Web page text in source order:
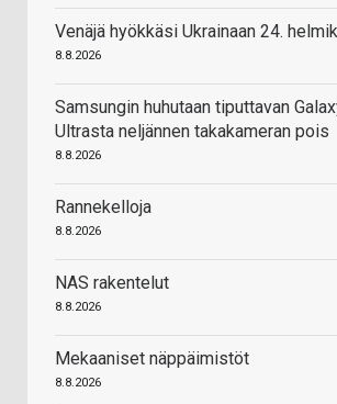
Venäjä hyökkäsi Ukrainaan 24.
8.8.2026
Samsungin huhutaan tiputtavan
Ultrasta neljännen takakameran pois
8.8.2026
Rannekelloja
8.8.2026
NAS rakentelut
8.8.2026
Mekaaniset näppäimistöt
8.8.2026